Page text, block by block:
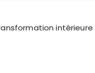
intérieure